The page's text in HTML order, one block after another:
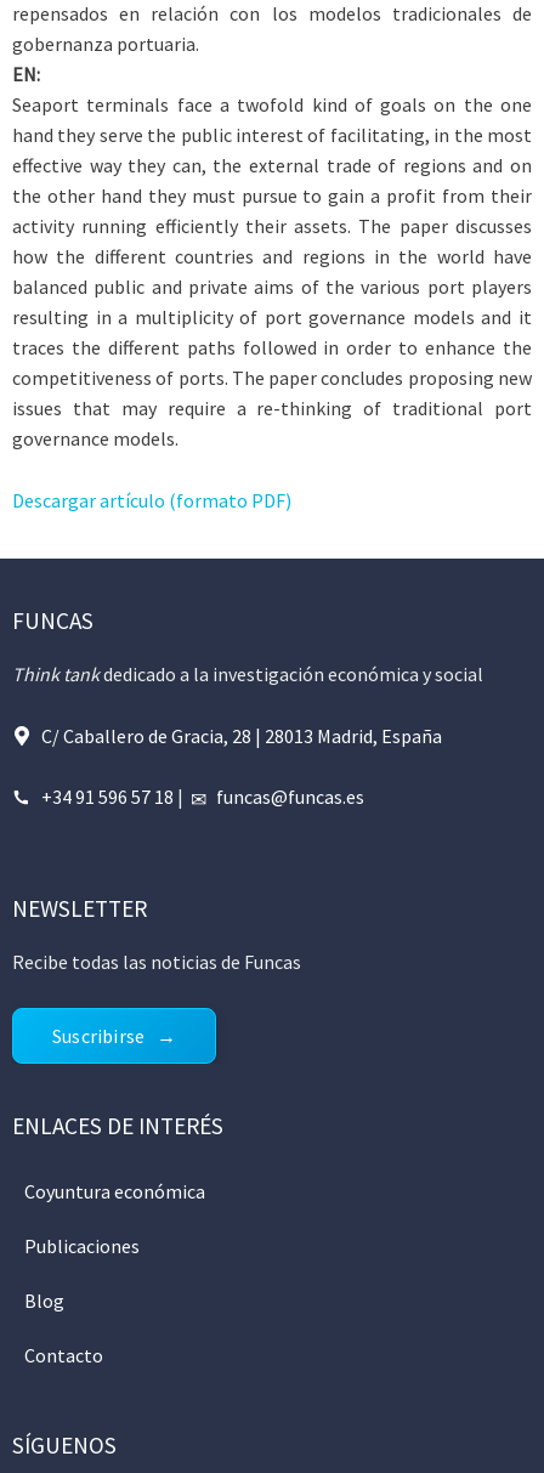
repensados en relación con los modelos tradicionales de
gobernanza portuaria.
EN:
Seaport terminals face a twofold kind of goals on the one
hand they serve the public interest of facilitating, in the most
effective way they can, the external trade of regions and on
the other hand they must pursue to gain a profit from their
activity running efficiently their assets. The paper discusses
how the different countries and regions in the world have
balanced public and private aims of the various port players
resulting in a multiplicity of port governance models and it
traces the different paths followed in order to enhance the
competitiveness of ports. The paper concludes proposing new
issues that may require a re-thinking of traditional port
governance models.
Descargar artículo (formato PDF)
FUNCAS
Think tankdedicado a la investigación económica y social
C/ Caballero de Gracia, 28 | 28013 Madrid, España
+34 91 596 57 18 | funcas@funcas.es
NEWSLETTER
Recibe todas las noticias de Funcas
Suscribirse
ENLACES DE INTERÉS
Coyuntura económica
Publicaciones
Blog
Contacto
SÍGUENOS